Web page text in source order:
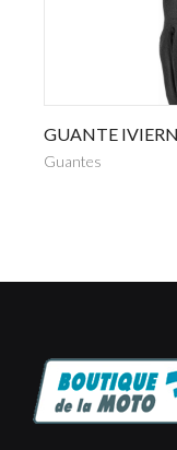
GUANTE
Guantes